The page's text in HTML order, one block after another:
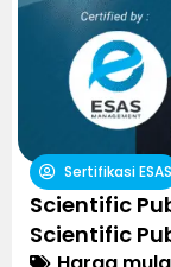
Sertifikasi ESAS
Scientific
Scientific